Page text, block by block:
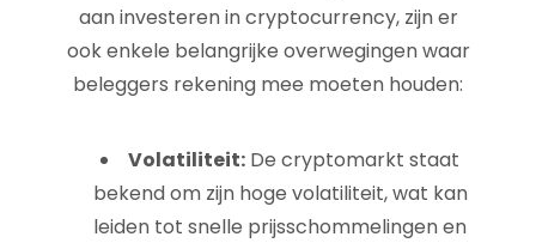
aan investeren in cryptocurrency, zijn er
ook enkele belangrijke overwegingen waar
beleggers rekening mee moeten houden:
Volatiliteit: De cryptomarkt staat
bekend om zijn hoge volatiliteit, wat kan
leiden tot snelle prijsschommelingen en